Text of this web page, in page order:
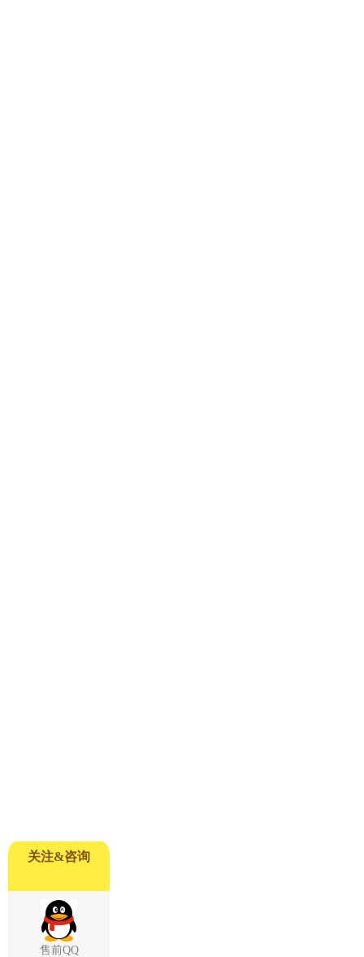
关注&咨询
售前QQ